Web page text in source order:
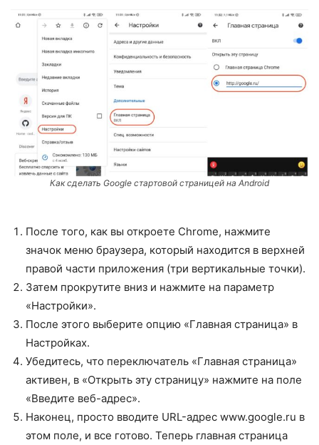
Как сделать Google стартовой страницей на Android
После того, как вы откроете Chrome, нажмите
значок меню браузера, который находится в верхней
правой части приложения (три вертикальные точки).
Затем прокрутите вниз и нажмите на параметр
«Настройки».
После этого выберите опцию «Главная страница» в
Настройках.
Убедитесь, что переключатель «Главная страница»
активен, в «Открыть эту страницу» нажмите на поле
«Введите веб-адрес».
Наконец, просто вводите URL-адрес www.google.ru в
этом поле, и все готово. Теперь главная страница